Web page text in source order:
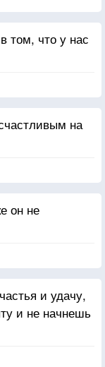
том, что у нас
на
он не
и удачу,
и не начнешь